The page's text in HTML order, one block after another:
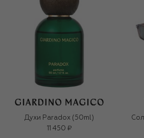
Духи Paradox (50ml)
11 450 ₽